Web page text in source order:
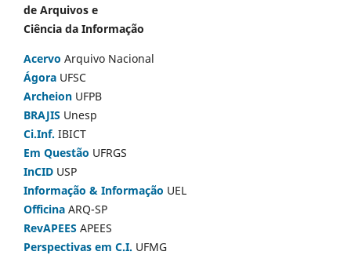
de Arquivos e
Ciência da Informação
Acervo Arquivo Nacional
Ágora UFSC
Archeion UFPB
BRAJIS Unesp
Ci.Inf. IBICT
Em Questão UFRGS
InCID USP
Informação & Informação UEL
Officina ARQ-SP
RevAPEES APEES
Perspectivas em C.I. UFMG